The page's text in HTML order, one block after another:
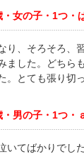
・女の子・1つ・
、そろそろ、
ました。どちら
。とても張り切
・男の子・1つ・
いてばかりでし